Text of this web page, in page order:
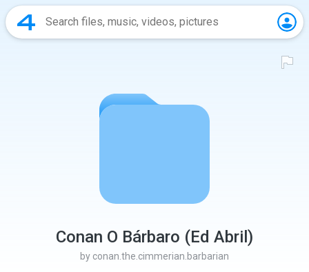
Conan O Bárbaro (Ed Abril)
by conan.the.cimmerian.barbarian